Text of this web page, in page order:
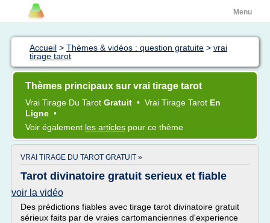
Menu
Accueil > Thèmes & vidéos : question gratuite > vrai
tirage tarot
Thèmes principaux sur vrai tirage tarot
Vrai Tirage Du Tarot Gratuit • Vrai Tirage Tarot En
Ligne •
Voir également les articles pour ce thème
VRAI TIRAGE DU TAROT GRATUIT »
Tarot divinatoire gratuit serieux et fiable
voir la vidéo
Des prédictions fiables avec tirage tarot divinatoire gratuit
sérieux faits par de vraies cartomanciennes d'experience